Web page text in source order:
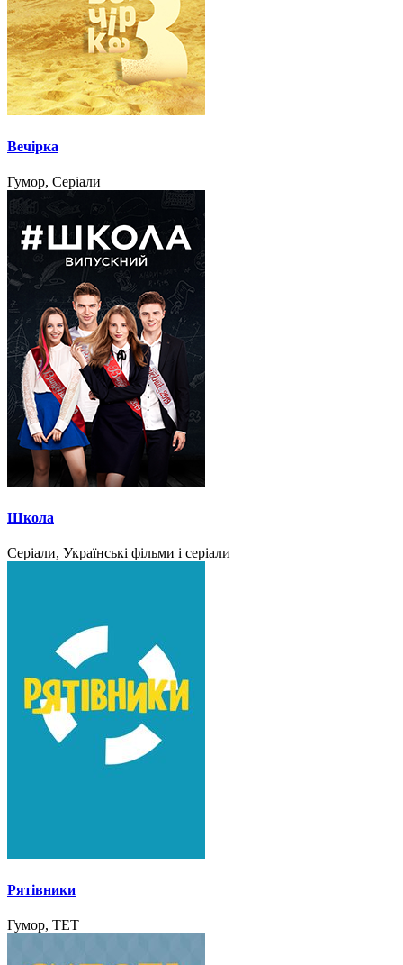
Вечірка
Гумор, Серіали
Школа
Серіали, Українські фільми і серіали
Рятівники
Гумор, ТЕТ